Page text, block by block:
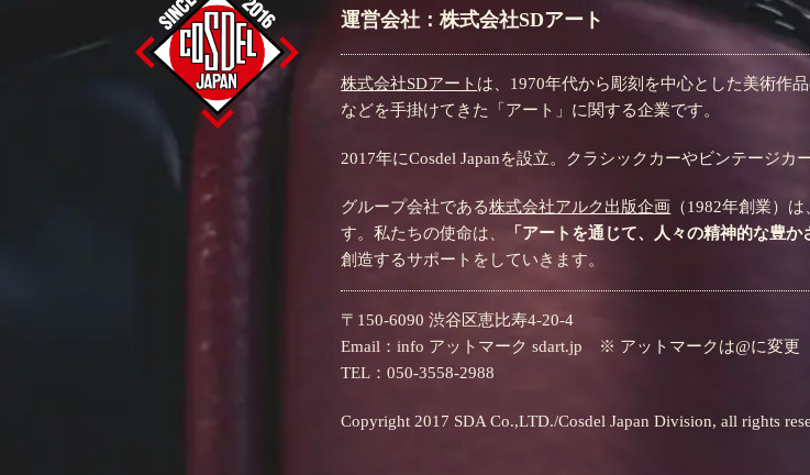
運営会社：株式会社SDアート
株式会社SDアート は、1970年代から彫刻を中心とした美術作
などを手掛けてきた「アート」に関する企業です。
2017年にCosdel Japanを設立。クラシックカーやビンテージカ
グループ会社である株式会社アルク出版企画 （1982年創業）
す。私たちの使命は、
「アートを通じて、人々の精神的な豊か
創造するサポートをしていきます。
〒150-6090 渋谷区恵比寿4-20-4
Email：info アットマーク sdart.jp ※ アットマークは@に変更
TEL：050-3558-2988
Copyright 2017 SDA Co.,LTD./Cosdel Japan Division, all rights